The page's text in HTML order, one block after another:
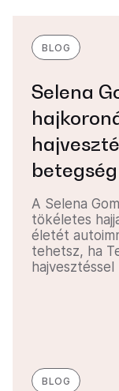
BLOG
Selena
A Selena
tökéletes
életét
tehetsz, ha
BLOG